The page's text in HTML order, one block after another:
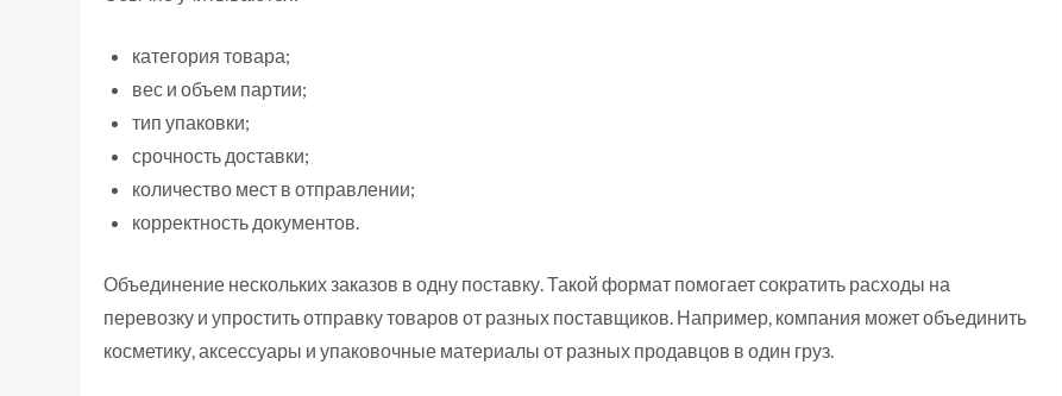
категория товара;
вес и объем партии;
тип упаковки;
срочность доставки;
количество мест в отправлении;
корректность документов.
Объединение нескольких заказов в одну поставку. Такой формат помогает сократить расходы на
перевозку и упростить отправку товаров от разных поставщиков. Например, компания может объединить
косметику, аксессуары и упаковочные материалы от разных продавцов в один груз.